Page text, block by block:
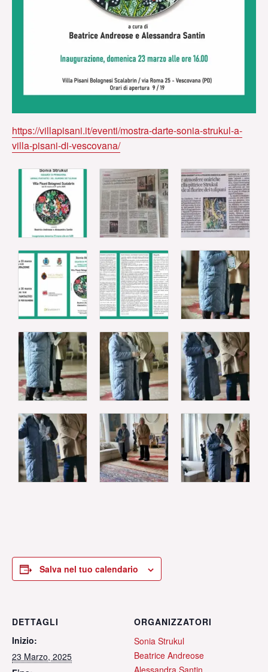
https://villapisani.it/eventi/mostra-darte-sonia-strukul-a-
villa-pisani-di-vescovana/
Salva nel tuo calendario
DETTAGLI
Inizio:
23 Marzo, 2025
ORGANIZZATORI
Sonia Strukul
Beatrice Andreose
Alessandra Santin